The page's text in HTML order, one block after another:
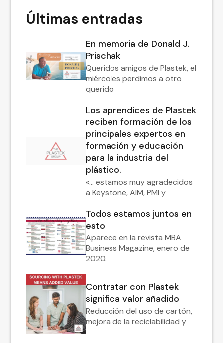
Últimas entradas
En memoria de Donald J.
Prischak
Queridos amigos de Plastek, el
miércoles perdimos a otro
querido
Los aprendices de Plastek
reciben formación de los
principales expertos en
formación y educación
para la industria del
plástico.
«... estamos muy agradecidos
a Keystone, AIM, PMI y
Todos estamos juntos en
esto
Aparece en la revista MBA
Business Magazine, enero de
2020.
Contratar con Plastek
significa valor añadido
Reducción del uso de cartón,
mejora de la reciclabilidad y